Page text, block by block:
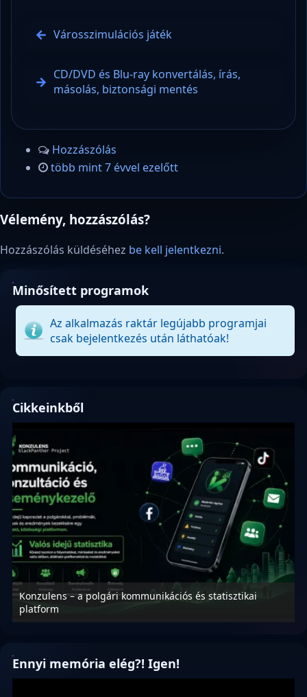
Városszimulációs játék
CD/DVD és Blu-ray konvertálás, írás,
másolás, biztonsági mentés
Hozzászólás
több mint 7 évvel ezelőtt
Vélemény, hozzászólás?
Hozzászólás küldéséhez be kell jelentkezni.
Minősített programok
Az alkalmazás raktár legújabb programjai
csak bejelentkezés után láthatóak!
Cikkeinkből
Konzulens – a polgári kommunikációs és statisztikai
platform
Ennyi memória elég?! Igen!